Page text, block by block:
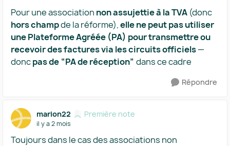
Pour une association non assujettie à la TVA (donc
hors champde la réforme),elle ne peut pas utiliser
une Plateforme Agréée (PA) pour transmettre ou
recevoir des factures via les circuits officiels—
doncpas de “PA de réception” dans ce cadre
Répondre
marion22 Première note
il y a 2 mois
Toujours dans le cas des associations non